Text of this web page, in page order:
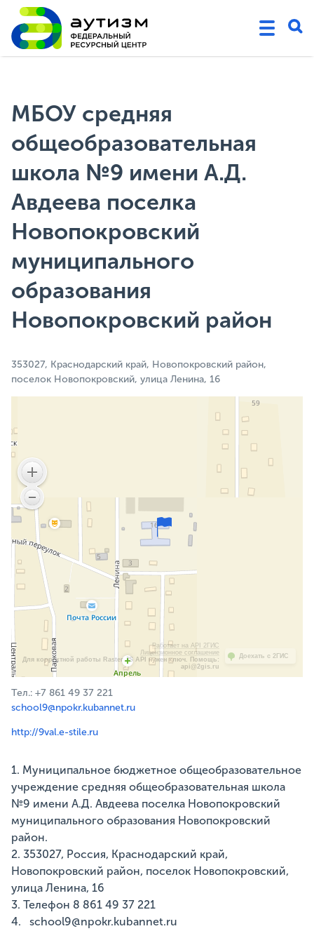
МБОУ средняя
общеобразовательная
школа №9 имени А.Д.
Авдеева поселка
Новопокровский
муниципального
образования
Новопокровский район
353027, Краснодарский край, Новопокровский район,
поселок Новопокровский, улица Ленина, 16
Работает на API 2ГИС
Лицензионное соглашение
Для корректной работы Raster JS API нужен ключ. Помощь:
api@2gis.ru
Доехать с 2ГИС
Тел.: +7 861 49 37 221
school9@npokr.kubannet.ru
http://9val.e-stile.ru
1. Муниципальное бюджетное общеобразовательное
учреждение средняя общеобразовательная школа
№9 имени А.Д. Авдеева поселка Новопокровский
муниципального образования Новопокровский
район.
2. 353027, Россия, Краснодарский край,
Новопокровский район, поселок Новопокровский,
улица Ленина, 16
3. Телефон 8 861 49 37 221
4. school9@npokr.kubannet.ru